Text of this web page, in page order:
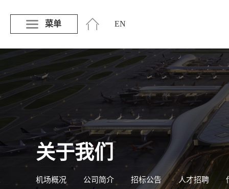
菜单 EN
关于我们
机场概况 公司简介 招标公告 人才招聘